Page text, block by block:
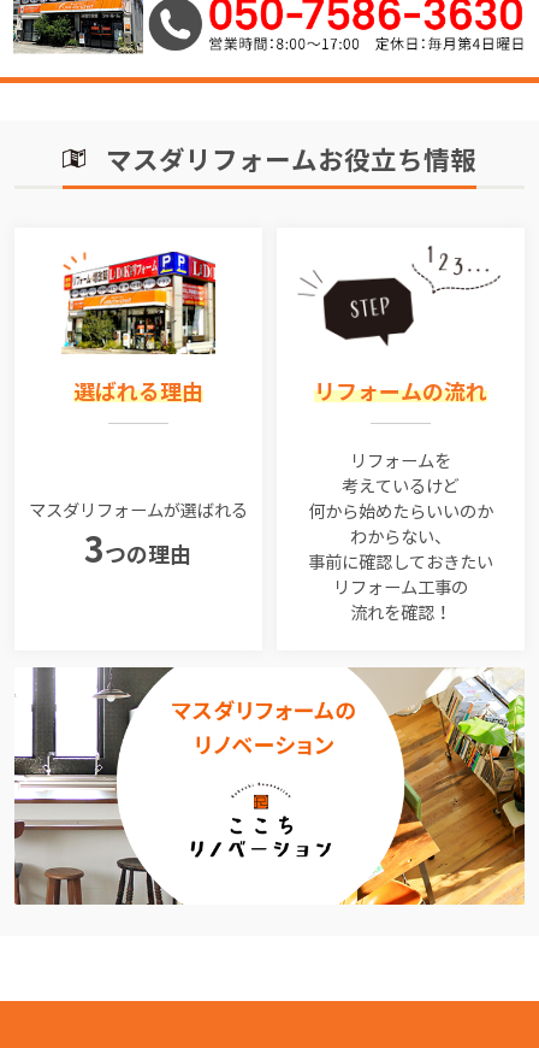
マスダリフォームお役立ち情報
選ばれる理由
マスダリフォームが選ばれる
3つの理由
リフォームの流れ
リフォームを
考えているけど
何から始めたらいいのか
わからない、
事前に確認しておきたい
リフォーム工事の
流れを確認！